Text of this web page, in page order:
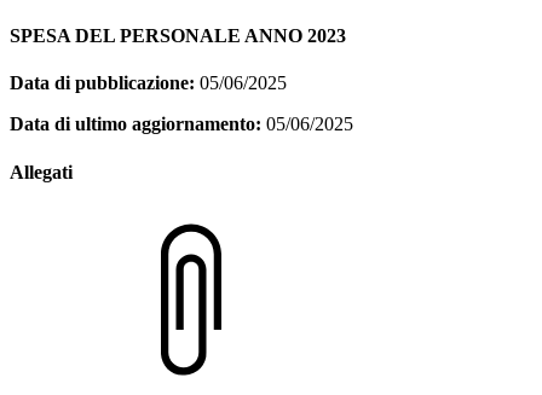
SPESA DEL PERSONALE ANNO 2023
Data di pubblicazione: 05/06/2025
Data di ultimo aggiornamento: 05/06/2025
Allegati